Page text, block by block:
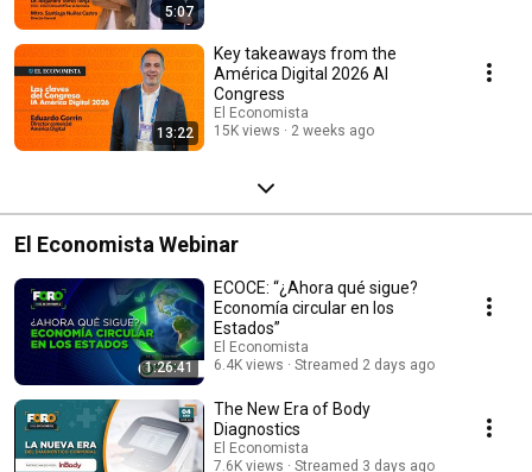
5:07
13:22
Key takeaways from the
América Digital 2026 AI
Congress
El Economista
15K views
2 weeks ago
El Economista Webinar
1:26:41
ECOCE: “¿Ahora qué sigue?
Economía circular en los
Estados”
El Economista
6.4K views
Streamed 2 days ago
The New Era of Body
Diagnostics
El Economista
7.6K views
Streamed 3 days ago